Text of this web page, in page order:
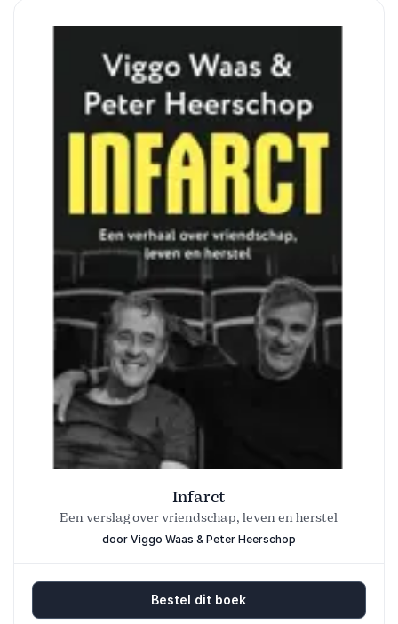
Infarct
Een verslag over vriendschap, leven en herstel
door Viggo Waas & Peter Heerschop
Bestel dit boek